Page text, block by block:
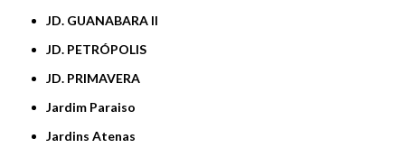
JD. GUANABARA II
JD. PETRÓPOLIS
JD. PRIMAVERA
Jardim Paraiso
Jardins Atenas